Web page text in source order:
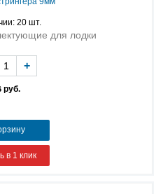
20 шт.
для лодки
руб.
+
в 1 клик